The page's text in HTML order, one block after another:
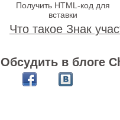
Получить HTML-код для
вставки
Что такое Знак
Обсудить в блоге